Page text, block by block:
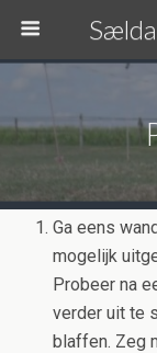
Ga eens
mogelijk
Probeer na
verder uit te
blaffen. Zeg